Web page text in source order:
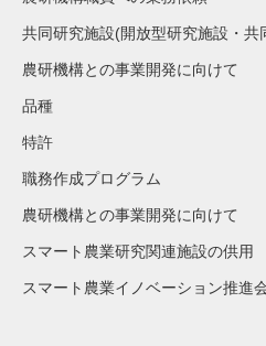
共同研究施設(開放型研究施設・共
農研機構との事業開発に向けて
品種
特許
職務作成プログラム
農研機構との事業開発に向けて
スマート農業研究関連施設の供用
スマート農業イノベーション推進